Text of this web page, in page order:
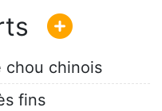
chou chinois
fins